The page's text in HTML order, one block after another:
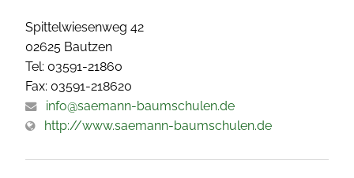
Spittelwiesenweg 42
02625 Bautzen
Tel: 03591-21860
Fax: 03591-218620
info@saemann-baumschulen.de
http://www.saemann-baumschulen.de